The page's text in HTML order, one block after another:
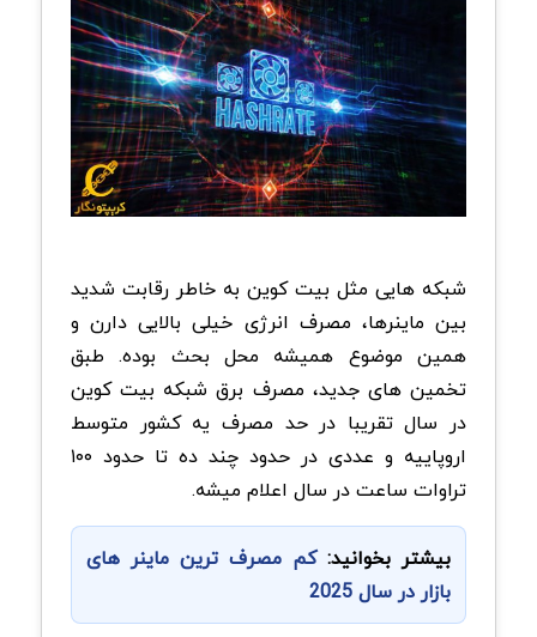
شبکه هایی مثل بیت کوین به خاطر رقابت شدید
بین ماینرها، مصرف انرژی خیلی بالایی دارن و
همین موضوع همیشه محل بحث بوده. طبق
تخمین های جدید، مصرف برق شبکه بیت کوین
در سال تقریبا در حد مصرف یه کشور متوسط
اروپاییه و عددی در حدود چند ده تا حدود ۱۰۰
تراوات ساعت در سال اعلام میشه.
بیشتر بخوانید:کم مصرف ترین ماینر های
بازار در سال 2025